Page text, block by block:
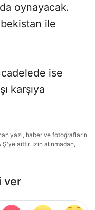
oynayacak.
ile
ise
karşıya
yazı, haber ve fotoğrafların
aittir. İzin alınmadan,
ver